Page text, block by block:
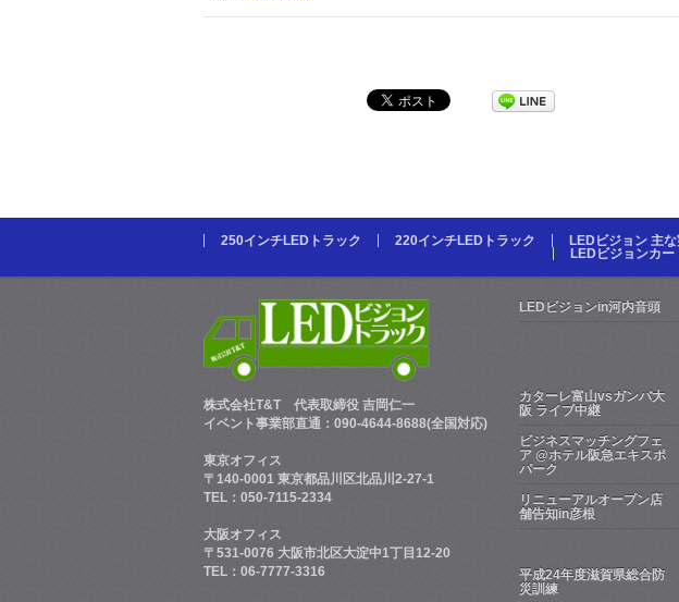
250インチLEDトラック 220インチLEDトラック
LEDビジョン 主
LEDビジョンカ
株式会社T&T代表取締役 吉岡仁一
イベント事業部直通：090-4644-8688(全国対応)
東京オフィス
〒140-0001 東京都品川区北品川2-27-1
TEL：050-7115-2334
大阪オフィス
〒531-0076 大阪市北区大淀中1丁目12-20
TEL：06-7777-3316
LEDビジョンin河内音頭
カターレ富山vsガンバ大
阪 ライブ中継
ビジネスマッチングフェ
ア @ホテル阪急エキスポ
パーク
リニューアルオープン店
舗告知in彦根
平成24年度滋賀県総合防
災訓練